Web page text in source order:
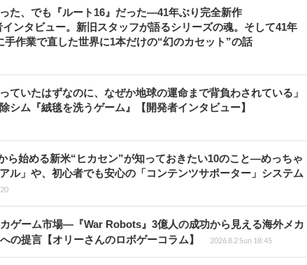
た、でも『ルート16』だった―41年ぶり完全新作
インタビュー。新旧スタッフが語るシリーズの魂。そして41年
手作業で直した世界に1本だけの“幻のカセット”の話
ていたはずなのに、なぜか地球の運命まで背負わされている」
シム『絨毯を洗うゲーム』【開発者インタビュー】
ら始める新米“ヒカセン”が知っておきたい10のこと―めっちゃ
ル」や、初心者でも安心の「コンテンツサポーター」システム
ゲーム市場―『War Robots』3億人の成功から見える海外メカ
の提言【オリーさんのロボゲーコラム】
2026.8.2 Sun 18:45